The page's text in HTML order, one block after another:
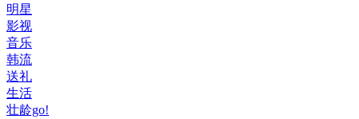
明星
影视
音乐
韩流
送礼
生活
壮龄go!